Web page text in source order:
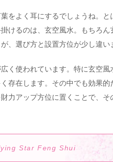
をよく耳にするでしょうね。と
けるのは、玄空風水。もちろ
、選び方と設置方位が少し違い
く使われています。特に玄空風
存在します。その中でも効果的
力アップ方位に置くことで、そ
Star Feng Shui